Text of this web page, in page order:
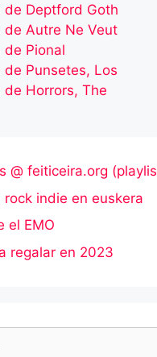
de Deptford Goth
de Autre Ne Veut
de Pional
de Punsetes, Los
de Horrors, The
@ feiticeira.org
rock indie en euskera
el EMO
regalar en 2023